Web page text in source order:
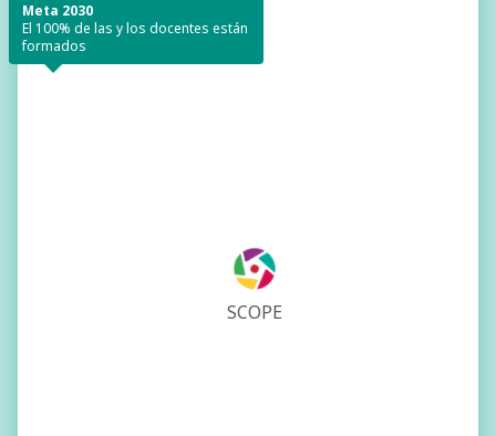
SCOPE
Meta 2030
El 100% de las y los docentes están
formados